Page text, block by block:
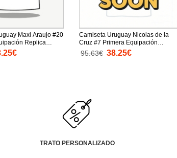
Maxi Araujo #20
Replica
mangas cortas
Camiseta Uruguay Nicolas de la
Cruz #7 Primera Equipación
Replica Mundial 2026 mangas
cortas
95.63€ 38.25€
TRATO PERSONALIZADO